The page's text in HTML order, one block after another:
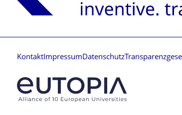
Kontakt Impressum Datenschutz